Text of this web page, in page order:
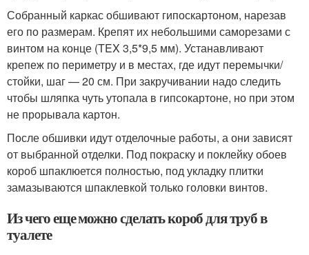
Собранный каркас обшивают гипоскартоном, нарезав
его по размерам. Крепят их небольшими саморезами с
винтом на конце (TEX 3,5*9,5 мм). Устанавливают
крепеж по периметру и в местах, где идут перемычки/
стойки, шаг — 20 см. При закручивании надо следить
чтобы шляпка чуть утопала в гипсокартоне, но при этом
не прорывала картон.
После обшивки идут отделочные работы, а они зависят
от выбранной отделки. Под покраску и поклейку обоев
короб шпаклюется полностью, под укладку плитки
замазываются шпаклевкой только головки винтов.
Из чего еще можно сделать короб для труб в
туалете